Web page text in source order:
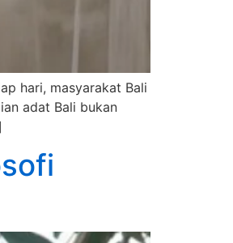
hari, masyarakat Bali
adat Bali bukan